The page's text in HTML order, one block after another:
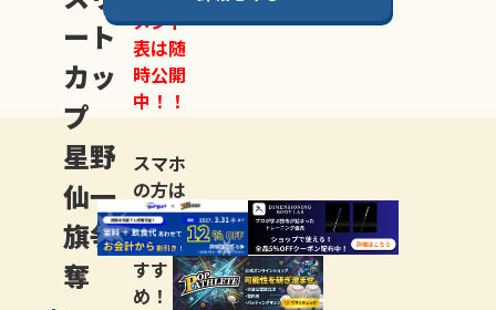
ート
カッ
プ
星野
仙一
旗争
奪
メント
表は随
時公開
中！！
スマホ
の方は
LINE登
録がお
すす
め！